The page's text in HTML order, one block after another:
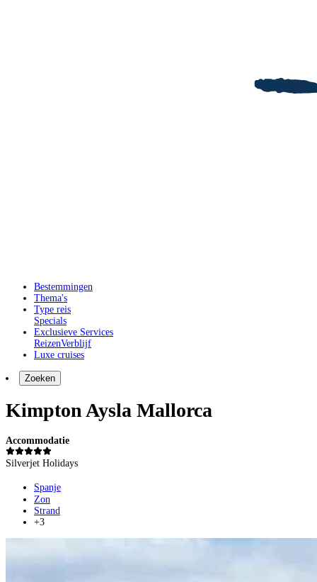
Bestemmingen
Thema's
Type reis
Specials
Exclusieve Services
ReizenVerblijf
Luxe cruises
Zoeken
Kimpton Aysla Mallorca
Accommodatie
Silverjet Holidays
Spanje
Zon
Strand
+3